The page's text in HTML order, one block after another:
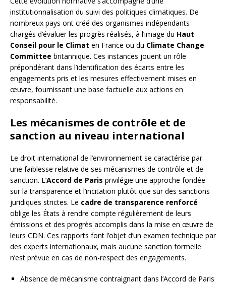
institutionnalisation du suivi des politiques climatiques. De
nombreux pays ont créé des organismes indépendants
chargés d’évaluer les progrès réalisés, à l’image du Haut
Conseil pour le Climat en France ou du Climate Change
Committee britannique. Ces instances jouent un rôle
prépondérant dans l’identification des écarts entre les
engagements pris et les mesures effectivement mises en
œuvre, fournissant une base factuelle aux actions en
responsabilité.
Les mécanismes de contrôle et de
sanction au niveau international
Le droit international de l’environnement se caractérise par
une faiblesse relative de ses mécanismes de contrôle et de
sanction. L’Accord de Paris privilégie une approche fondée
sur la transparence et l’incitation plutôt que sur des sanctions
juridiques strictes. Le cadre de transparence renforcé
oblige les États à rendre compte régulièrement de leurs
émissions et des progrès accomplis dans la mise en œuvre de
leurs CDN. Ces rapports font l’objet d’un examen technique par
des experts internationaux, mais aucune sanction formelle
n’est prévue en cas de non-respect des engagements.
Absence de mécanisme contraignant dans l’Accord de Paris